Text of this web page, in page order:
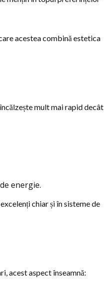
acestea combină estetica
mult mai rapid decât
energie.
chiar și în sisteme de
acest aspect înseamnă: